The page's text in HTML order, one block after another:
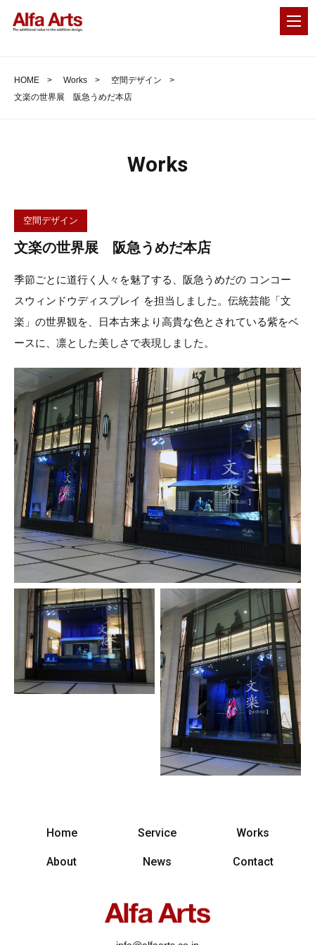
HOME Works
空間デザイン
文楽の世界展 阪急うめだ本店
Works
空間デザイン
文楽の世界展 阪急うめだ本店
季節ごとに道行く人々を魅了する、阪急うめだの コンコー
スウィンドウディスプレイ を担当しました。伝統芸能「文
楽」の世界観を、日本古来より高貴な色とされている紫をベ
ースに、凛とした美しさで表現しました。
Home Service Works
About News Contact